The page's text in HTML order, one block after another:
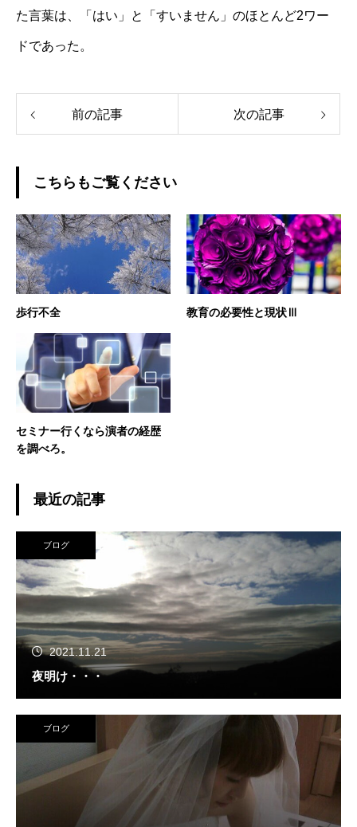
た言葉は、「はい」と「すいません」のほとんど2ワー
ドであった。
前の記事 次の記事
こちらもご覧ください
歩行不全 教育の必要性と現状Ⅲ
セミナー行くなら演者の経歴
を調べろ。
最近の記事
ブログ
2021.11.21
夜明け・・・
ブログ